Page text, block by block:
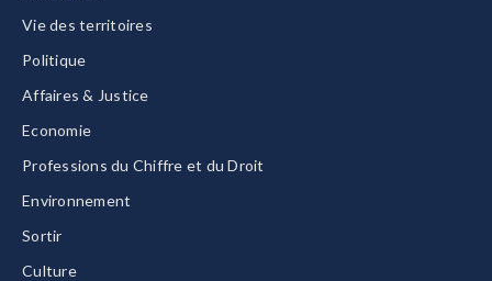
Vie des territoires
Politique
Affaires & Justice
Economie
Professions du Chiffre et du Droit
Environnement
Sortir
Culture